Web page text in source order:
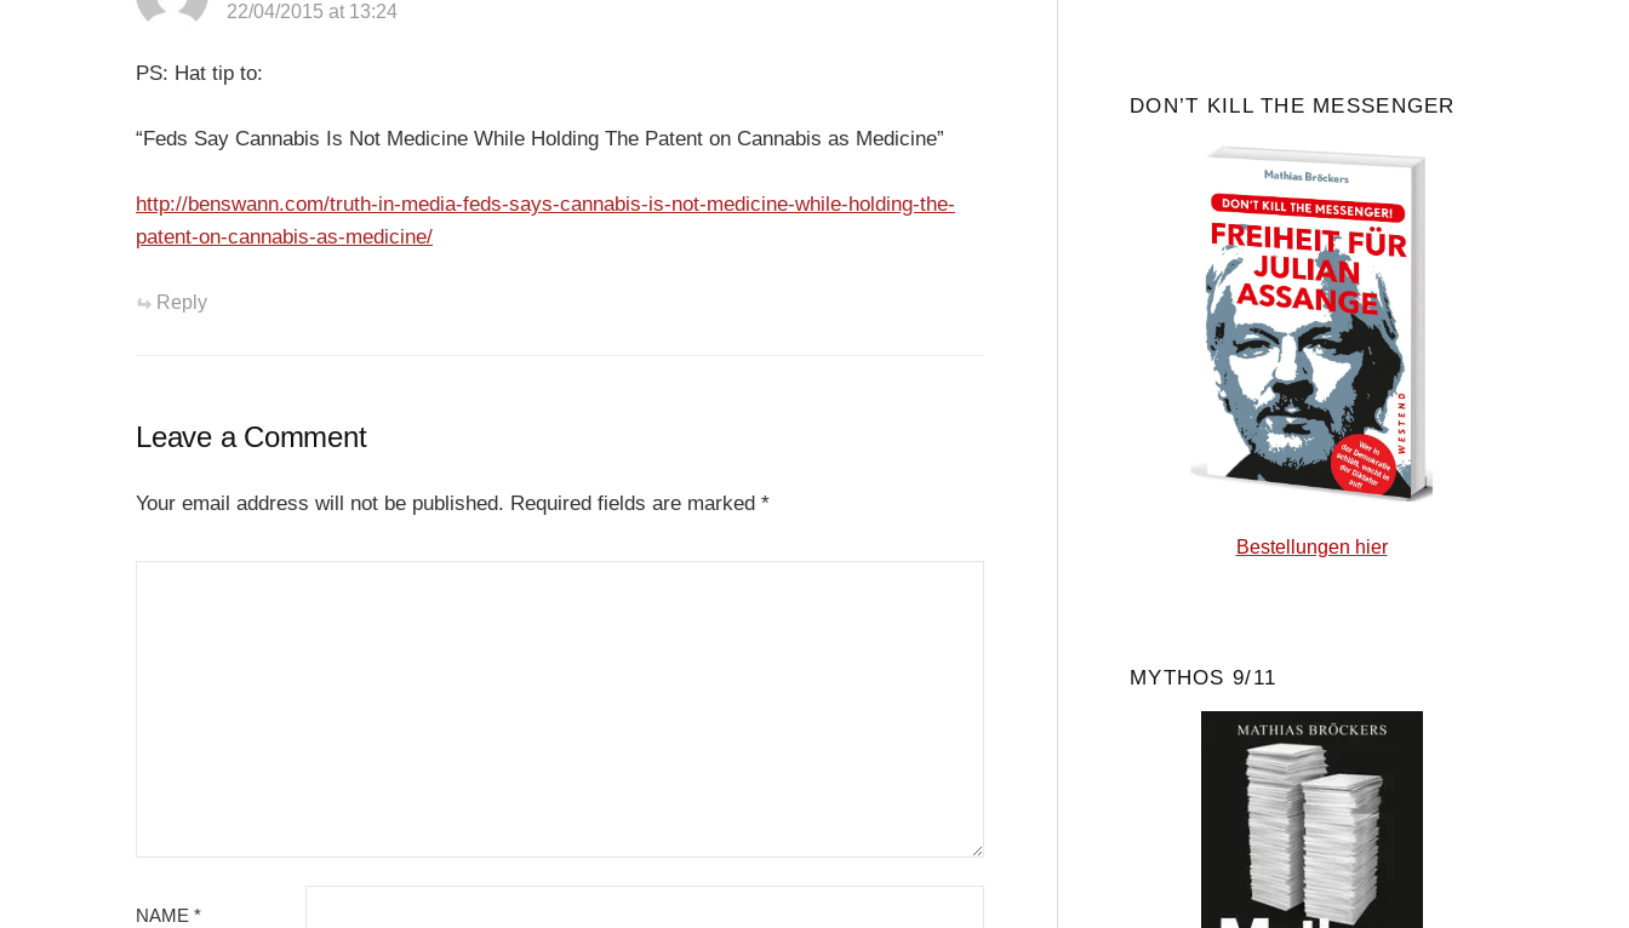
22/04/2015 at 13:24
PS: Hat tip to:
“Feds Say Cannabis Is Not Medicine While Holding The Patent on Cannabis as Medicine”
http://benswann.com/truth-in-media-feds-says-cannabis-is-not-medicine-while-holding-the-
patent-on-cannabis-as-medicine/
Reply
Leave a Comment
Your email address will not be published. Required fields are marked *
NAME *
DON’T KILL THE MESSENGER
Bestellungen hier
MYTHOS 9/11